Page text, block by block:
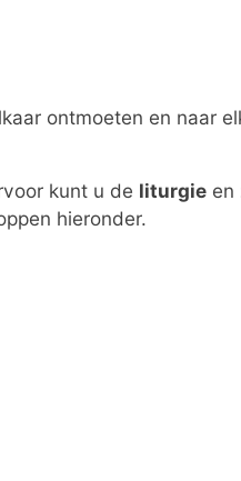
ontmoeten en naar
kunt u de liturgie en
hieronder.